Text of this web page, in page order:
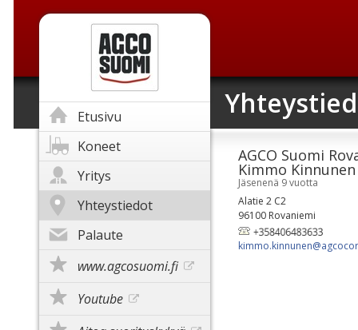
Etusivu
Koneet
Yritys
Yhteystiedot
Palaute
www.agcosuomi.fi
Youtube
AGCO Suomi
Kimmo Kinnunen
Jäsenenä 9 vuotta
Alatie 2 C2
96100 Rovaniemi